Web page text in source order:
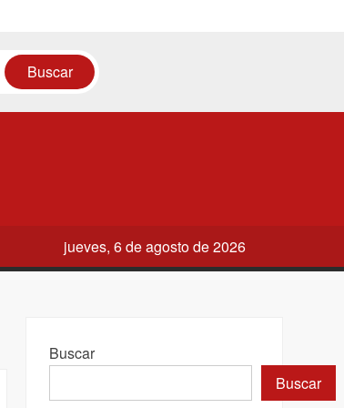
jueves, 6 de agosto de 2026
Buscar
Buscar